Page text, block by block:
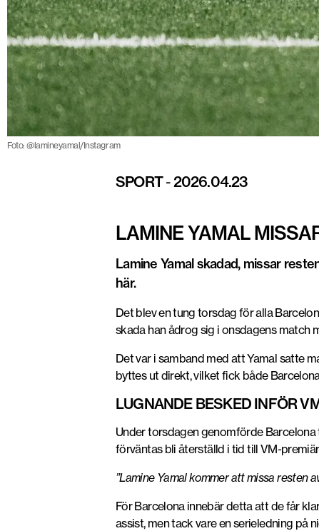
Foto: @lamineyamal/Instagram
SPORT-2026.04.23
LAMINE YAMAL
Lamine Yamal skadad, missar
här.
Det blev en tung torsdag för alla
skada han ådrog sig i onsdagens match
Det var i samband med att Yamal satte
byttes ut direkt, vilket fick både
LUGNANDE BESKED INFÖR
Under torsdagen genomförde Barcelona
förväntas bli återställd i tid till VM-
”Lamine Yamal kommer att missa resten
För Barcelona innebär detta att de får
assist, men tack vare en serieledning på